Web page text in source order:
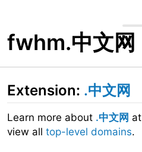
fwhm.中文网
Extension: .中文网
Learn more about .中文网 at
view all top-level domains.